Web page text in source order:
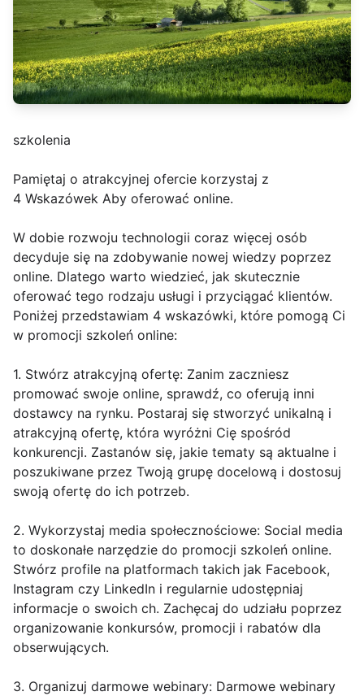
szkolenia
Pamiętaj o atrakcyjnej ofercie korzystaj z
4 Wskazówek Aby oferować online.
W dobie rozwoju technologii coraz więcej osób
decyduje się na zdobywanie nowej wiedzy poprzez
online. Dlatego warto wiedzieć, jak skutecznie
oferować tego rodzaju usługi i przyciągać klientów.
Poniżej przedstawiam 4 wskazówki, które pomogą Ci
w promocji szkoleń online:
1. Stwórz atrakcyjną ofertę: Zanim zaczniesz
promować swoje online, sprawdź, co oferują inni
dostawcy na rynku. Postaraj się stworzyć unikalną i
atrakcyjną ofertę, która wyróżni Cię spośród
konkurencji. Zastanów się, jakie tematy są aktualne i
poszukiwane przez Twoją grupę docelową i dostosuj
swoją ofertę do ich potrzeb.
2. Wykorzystaj media społecznościowe: Social media
to doskonałe narzędzie do promocji szkoleń online.
Stwórz profile na platformach takich jak Facebook,
Instagram czy LinkedIn i regularnie udostępniaj
informacje o swoich ch. Zachęcaj do udziału poprzez
organizowanie konkursów, promocji i rabatów dla
obserwujących.
3. Organizuj darmowe webinary: Darmowe webinary